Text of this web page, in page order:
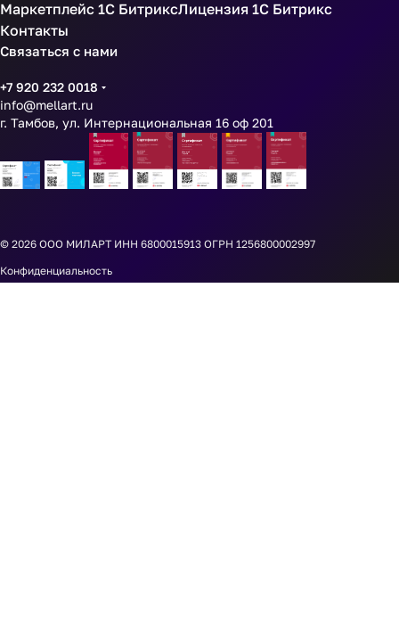
Маркетплейс 1С БитриксЛицензия 1С Битрикс
Контакты
Связаться с нами
+7 920 232 0018
info@mellart.ru
г. Тамбов, ул. Интернациональная 16 оф 201
© 2026 ООО МИЛАРТ ИНН 6800015913 ОГРН 1256800002997
Конфиденциальность